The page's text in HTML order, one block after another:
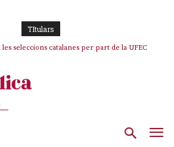
TItulars
seleccions catalanes per part de la UFEC